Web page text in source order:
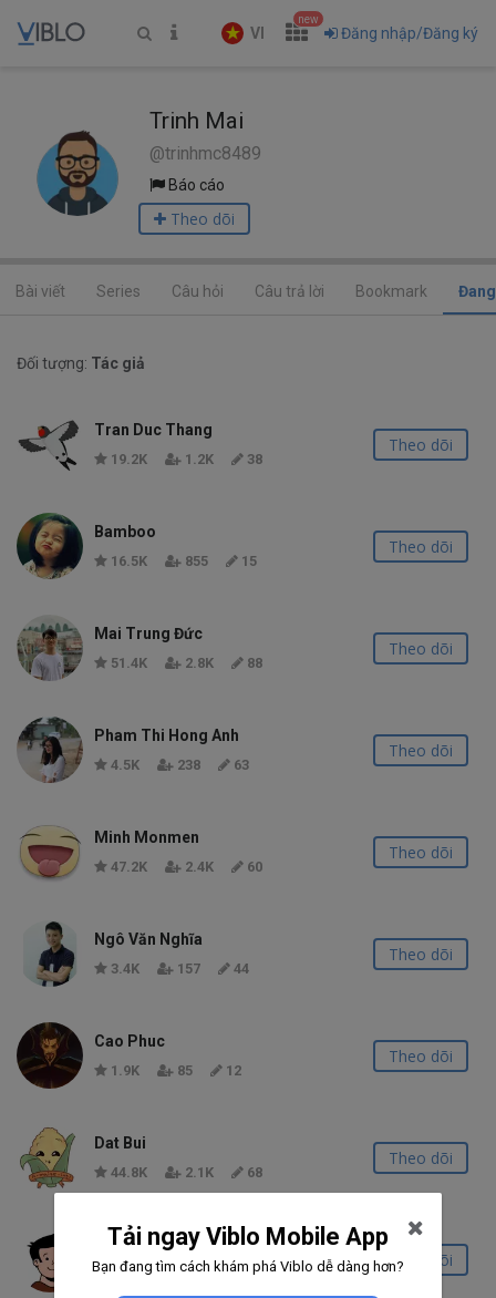
VI
new
Đăng nhập/Đăng ký
Trinh Mai
@trinhmc8489
Báo cáo
Theo dõi
Bài viết Series Câu hỏi Câu trả lời Bookmark
Đối tượng: Tác giả
Tran Duc Thang
19.2K 1.2K 38
Theo dõi
Bamboo
16.5K 855 15
Theo dõi
Mai Trung Đức
51.4K 2.8K 88
Theo dõi
Pham Thi Hong Anh
4.5K 238 63
Theo dõi
Minh Monmen
47.2K 2.4K 60
Theo dõi
Ngô Văn Nghĩa
3.4K 157 44
Theo dõi
Cao Phuc
1.9K 85 12
Theo dõi
Dat Bui
44.8K 2.1K 68
Theo dõi
Quân Huỳnh
36.8K 1.7K 148
Theo dõi
Tải ngay Viblo Mobile App
Bạn đang tìm cách khám phá Viblo dễ dàng hơn?